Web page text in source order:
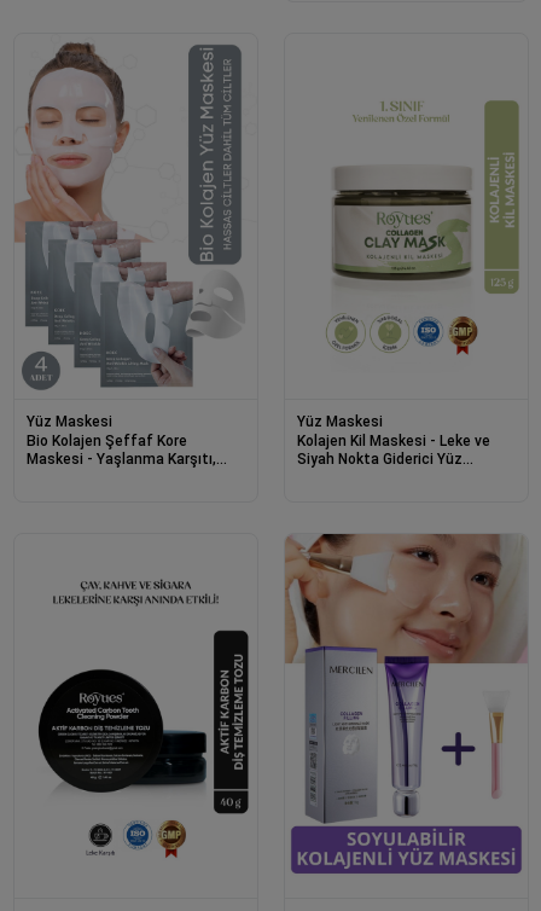
Yüz Maskesi
Bio Kolajen Şeffaf Kore
Maskesi - Yaşlanma Karşıtı,
Yüz Maskesi
Kolajen Kil Maskesi - Leke ve
Siyah Nokta Giderici Yüz